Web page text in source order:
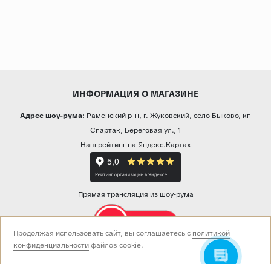
ИНФОРМАЦИЯ О МАГАЗИНЕ
Адрес шоу-рума: Раменский р-н, г. Жуковский, село Быково, кп
Спартак, Береговая ул., 1
Наш рейтинг на Яндекс.Картах
Прямая трансляция из шоу-рума
Звоните нам:
Продолжая использовать сайт, вы соглашаетесь с политикой
конфиденциальностифайлов cookie.